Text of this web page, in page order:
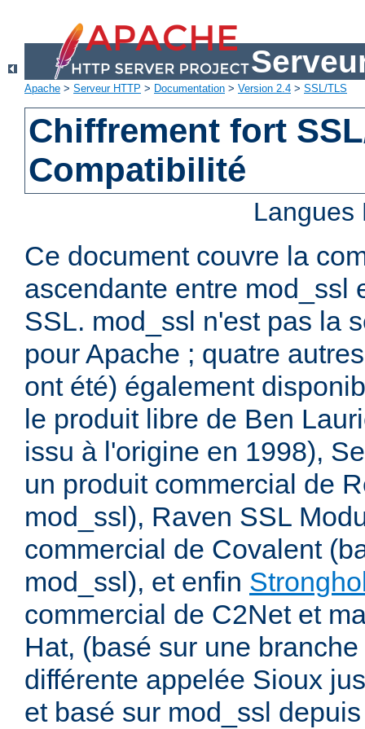
Apache > Serveur HTTP > Documentation > Version 2.4 > SSL/TLS
Chiffrement fort
Compatibilité
Ce document couvre la
ascendante entre mod_ssl
SSL. mod_ssl n'est pas la
pour Apache ; quatre
ont été) également
le produit libre de Ben
issu à l'origine en 1998),
un produit commercial de
mod_ssl), Raven SSL
commercial de Covalent
mod_ssl), et enfin
commercial de C2Net et
Hat, (basé sur une
différente appelée Sioux
et basé sur mod_ssl